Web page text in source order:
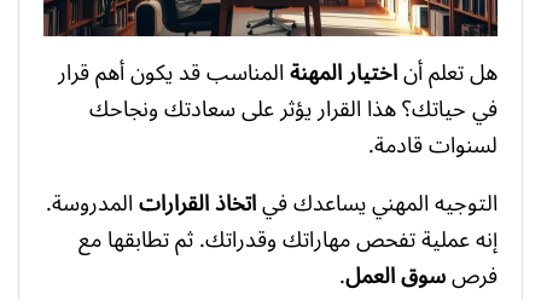
هل تعلم أناختيار المهنةالمناسب قد يكون أهم قرار
في حياتك؟ هذا القرار يؤثر على سعادتك ونجاحك
لسنوات قادمة.
التوجيه المهني يساعدك فياتخاذ القراراتالمدروسة.
إنه عملية تفحص مهاراتك وقدراتك. ثم تطابقها مع
فرصسوق العمل.